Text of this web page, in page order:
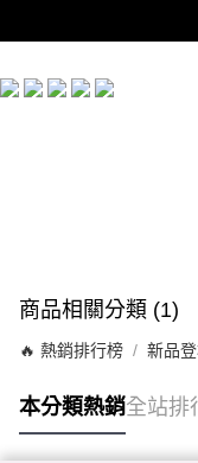
每筆NT$100，滿
商品相關分類 (1)
🔥 熱銷排行榜 新品登
本分類熱銷全站排